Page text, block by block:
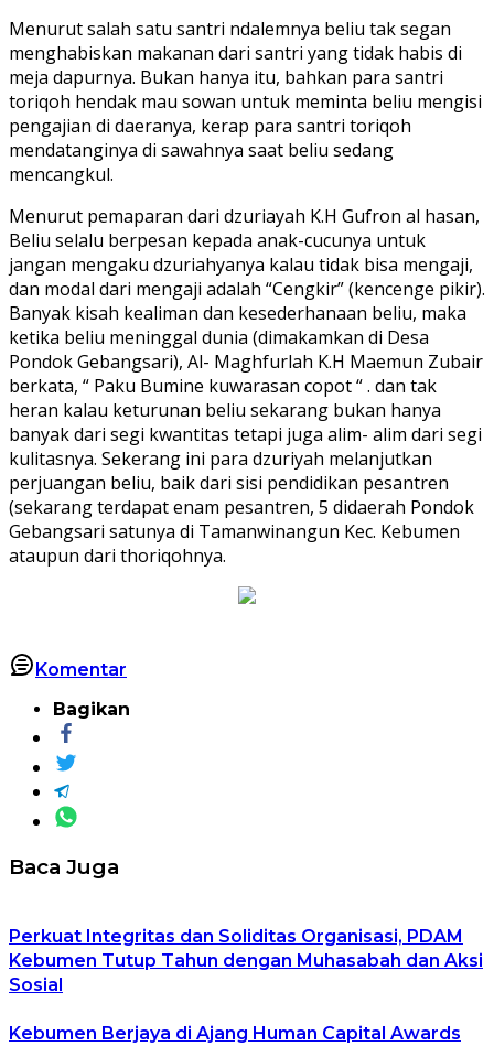
Menurut salah satu santri ndalemnya beliu tak segan
menghabiskan makanan dari santri yang tidak habis di
meja dapurnya. Bukan hanya itu, bahkan para santri
toriqoh hendak mau sowan untuk meminta beliu mengisi
pengajian di daeranya, kerap para santri toriqoh
mendatanginya di sawahnya saat beliu sedang
mencangkul.
Menurut pemaparan dari dzuriayah K.H Gufron al hasan,
Beliu selalu berpesan kepada anak-cucunya untuk
jangan mengaku dzuriahyanya kalau tidak bisa mengaji,
dan modal dari mengaji adalah “Cengkir” (kencenge pikir).
Banyak kisah kealiman dan kesederhanaan beliu, maka
ketika beliu meninggal dunia (dimakamkan di Desa
Pondok Gebangsari), Al- Maghfurlah K.H Maemun Zubair
berkata, “ Paku Bumine kuwarasan copot “ . dan tak
heran kalau keturunan beliu sekarang bukan hanya
banyak dari segi kwantitas tetapi juga alim- alim dari segi
kulitasnya. Sekerang ini para dzuriyah melanjutkan
perjuangan beliu, baik dari sisi pendidikan pesantren
(sekarang terdapat enam pesantren, 5 didaerah Pondok
Gebangsari satunya di Tamanwinangun Kec. Kebumen
ataupun dari thoriqohnya.
Komentar
Bagikan
Baca Juga
Perkuat Integritas dan Soliditas Organisasi, PDAM
Kebumen Tutup Tahun dengan Muhasabah dan Aksi
Sosial
Kebumen Berjaya di Ajang Human Capital Awards